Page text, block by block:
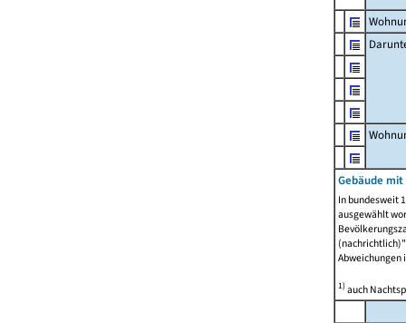
Gebäude
In bundesweit
ausgewählt
Abweichungen
1)auch